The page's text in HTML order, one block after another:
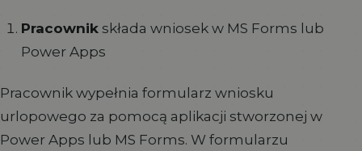
Pracownikskłada wniosek w MS Forms lub
Power Apps
Pracownik wypełnia formularz wniosku
urlopowego za pomocą aplikacji stworzonej w
Power Apps lub MS Forms. W formularzu